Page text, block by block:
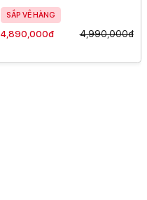
(IPS/WUXGA/75Hz/ 5 ms)
SẮP VỀ HÀNG
4,890,000đ 4,990,000đ